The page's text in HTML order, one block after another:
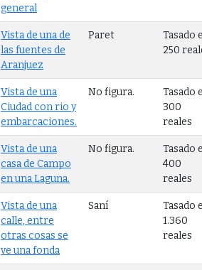
general
Vista de una de
las fuentes de
Aranjuez
Paret
Tasado
250
Vista de una
Ciudad con rio y
embarcaciones.
No figura.
Tasado
300
reales
Vista de una
casa de Campo
en una Laguna.
No figura.
Tasado
400
reales
Vista de una
calle, entre
otras cosas se
ve una fonda
Saní
Tasado
1.360
reales